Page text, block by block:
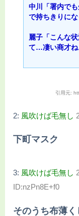
中川「署内で
で持ちきりにな
麗子「こんな
て…凄い商才ね
引用元:
2: 風吹けば毛無し
下町マスク
3: 風吹けば毛無し
ID:nzPn8E+f0
そのうち布薄く